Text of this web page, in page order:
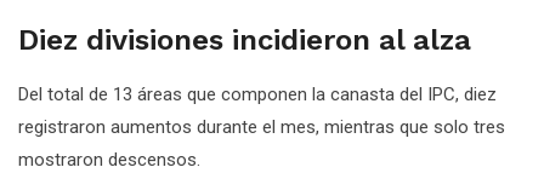
Diez divisiones incidieron al alza
Del total de 13 áreas que componen la canasta del IPC, diez
registraron aumentos durante el mes, mientras que solo tres
mostraron descensos.